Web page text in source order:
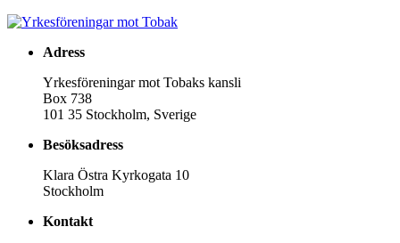
Adress
Yrkesföreningar mot Tobaks kansli
Box 738
101 35 Stockholm, Sverige
Besöksadress
Klara Östra Kyrkogata 10
Stockholm
Kontakt